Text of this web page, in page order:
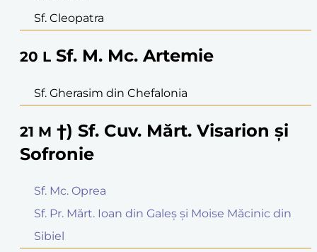
Sf. Cleopatra
20 L Sf. M. Mc. Artemie
Sf. Gherasim din Chefalonia
21 M †) Sf. Cuv. Mărt. Visarion și
Sofronie
Sf. Mc. Oprea
Sf. Pr. Mărt. Ioan din Galeș și Moise Măcinic din
Sibiel